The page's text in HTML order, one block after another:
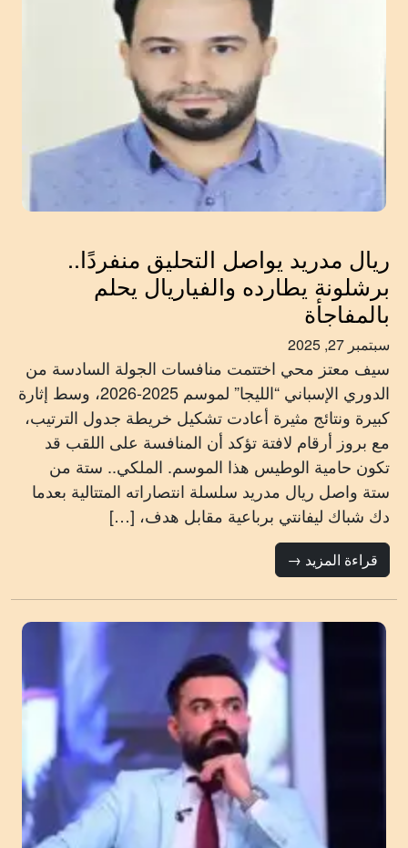
ريال مدريد يواصل التحليق منفردًا..
برشلونة يطارده والفياريال يحلم
بالمفاجأة
سبتمبر 27, 2025
سيف معتز محي اختتمت منافسات الجولة السادسة من
الدوري الإسباني “الليجا” لموسم 2025-2026، وسط إثارة
كبيرة ونتائج مثيرة أعادت تشكيل خريطة جدول الترتيب،
مع بروز أرقام لافتة تؤكد أن المنافسة على اللقب قد
تكون حامية الوطيس هذا الموسم. الملكي.. ستة من
ستة واصل ريال مدريد سلسلة انتصاراته المتتالية بعدما
دك شباك ليفانتي برباعية مقابل هدف، […]
قراءة المزيد →